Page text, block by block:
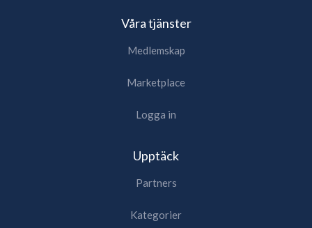
Våra tjänster
Medlemskap
Marketplace
Logga in
Upptäck
Partners
Kategorier